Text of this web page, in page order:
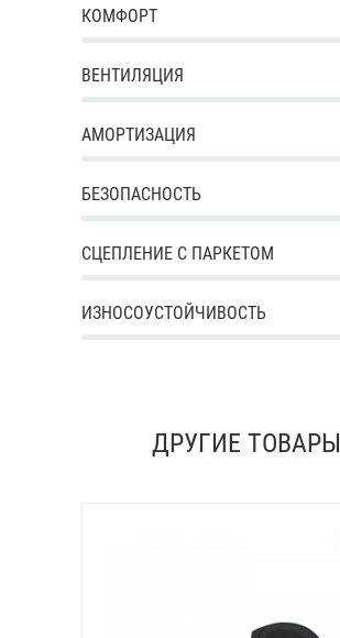
КОМФОРТ
ВЕНТИЛЯЦИЯ
АМОРТИЗАЦИЯ
БЕЗОПАСНОСТЬ
СЦЕПЛЕНИЕ С ПАРКЕТОМ
ИЗНОСОУСТОЙЧИВОСТЬ
ДРУГИЕ ТОВАРЫ